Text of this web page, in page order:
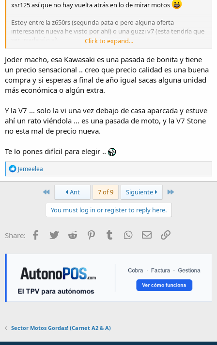
xsr125 así que no hay vuelta atrás en lo de mirar motos
Estoy entre la z650rs (segunda pata o pero alguna oferta
interesante nueva he visto por ahí) o una guzzi v7 (esta tendría que
ser usada sí o sí).
A favor de la kawa: fiabilidad, la supongo más fácil de llevar, más
ligera, menos consumo, mejores frenos posiblemente...
A favor de la italiana: los bajos de esos motores para hacer
conducción relax, ...y el cardan.
En contra: quizá sea más torpona que la japo (rueda de 18, mayor
la marca, ¿qué me decís?
Las 2 son guapísimas
Click to expand...
Joder macho, esa Kawasaki es una pasada de bonita y tiene
un precio sensacional .. creo que precio calidad es una buena
compra y si esperas a final de año igual sacas alguna unidad
más económica o algún extra.
Y la V7 ... solo la vi una vez debajo de casa aparcada y estuve
ahí un rato viéndola ... es una pasada de moto, y la V7 Stone
no esta mal de precio nueva.
Te lo pones difícil para elegir ..
R
e
a
:
Jemeelea
First Ant 7 of 9 Siguiente Last
You must log in or register to reply here.
Share: Facebook
TwitterReddit PinterestTumblrWhatsApp
E-mailEnlace
Sector Motos Gordas! (Carnet A2 & A)